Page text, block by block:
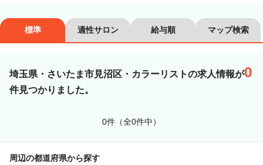
沿線・駅を選択 市区町村を選択
さいたま市見沼区
美容師スタイリスト
標準 適性サロン 給与順 マップ検索
埼玉県・さいたま市見沼区・カラーリストの求人情報が0
件見つかりました。
0件（全0件中）
周辺の都道府県から探す